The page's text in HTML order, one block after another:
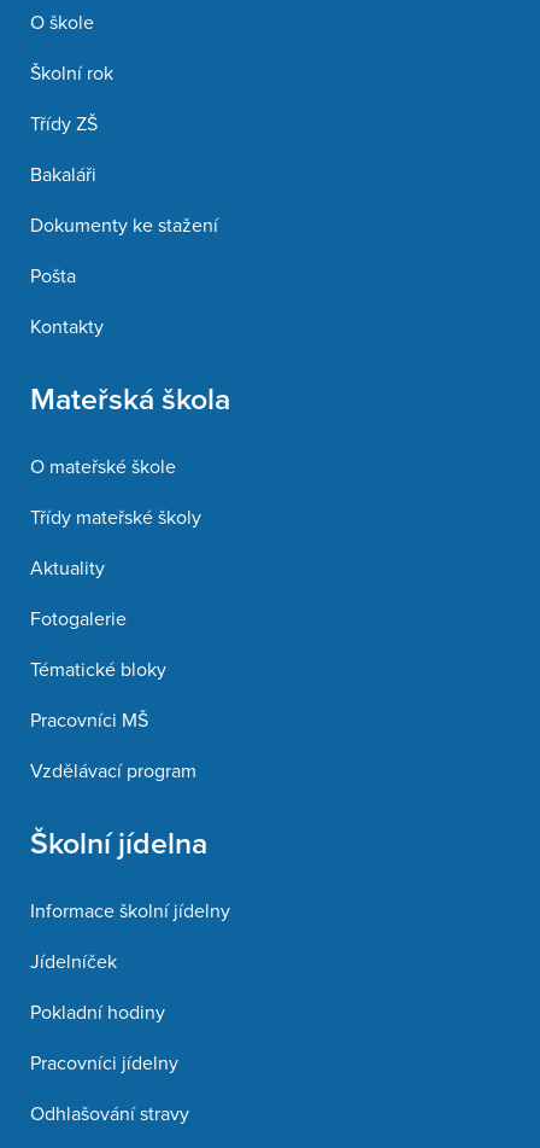
O škole
Školní rok
Třídy ZŠ
Bakaláři
Dokumenty ke stažení
Pošta
Kontakty
Mateřská škola
O mateřské škole
Třídy mateřské školy
Aktuality
Fotogalerie
Tématické bloky
Pracovníci MŠ
Vzdělávací program
Školní jídelna
Informace školní jídelny
Jídelníček
Pokladní hodiny
Pracovníci jídelny
Odhlašování stravy